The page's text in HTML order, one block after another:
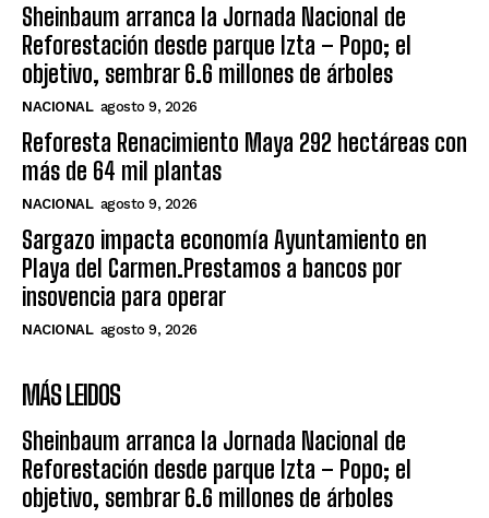
Sheinbaum arranca la Jornada Nacional de
Reforestación desde parque Izta – Popo; el
objetivo, sembrar 6.6 millones de árboles
NACIONAL agosto 9, 2026
Reforesta Renacimiento Maya 292 hectáreas con
más de 64 mil plantas
NACIONAL agosto 9, 2026
Sargazo impacta economía Ayuntamiento en
Playa del Carmen.Prestamos a bancos por
insovencia para operar
NACIONAL agosto 9, 2026
MÁS LEIDOS
Sheinbaum arranca la Jornada Nacional de
Reforestación desde parque Izta – Popo; el
objetivo, sembrar 6.6 millones de árboles